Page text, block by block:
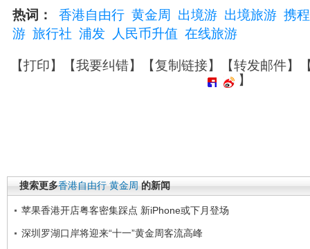
热词： 香港自由行 黄金周 出境游 出境旅游 携
游 旅行社 浦发 人民币升值 在线旅游
【打印】【我要纠错】【复制链接】【转发邮件】
】
搜索更多香港自由行 黄金周 的新闻
苹果香港开店粤客密集踩点 新iPhone或下月登场
深圳罗湖口岸将迎来“十一”黄金周客流高峰